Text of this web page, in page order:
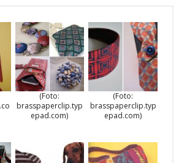
(Foto:
brasspaperclip.typ
epad.com)
(Foto:
brasspaperclip.typ
epad.com)